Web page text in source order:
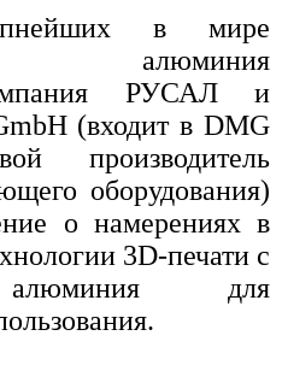
в мире
алюминия
РУСАЛ и
(входит в DMG
производитель
оборудования)
о намерениях в
3D-печати с
алюминия для